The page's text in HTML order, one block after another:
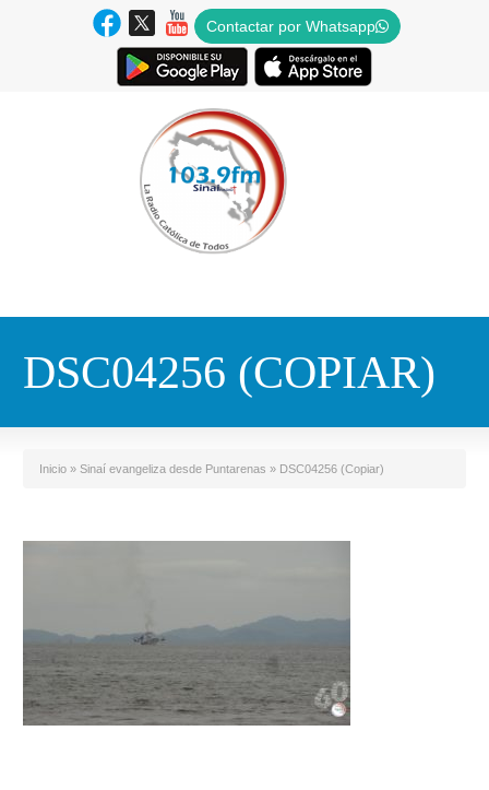
Contactar por Whatsapp
DSC04256 (COPIAR)
Inicio » Sinaí evangeliza desde Puntarenas » DSC04256 (Copiar)